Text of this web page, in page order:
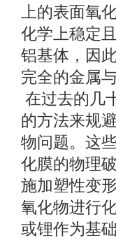
上的表面氧
化学上稳定
铝基体，因
完全的金属
在过去的几
的方法来规
物问题。这
化膜的物理
施加塑性变
氧化物进行
或锂作为基